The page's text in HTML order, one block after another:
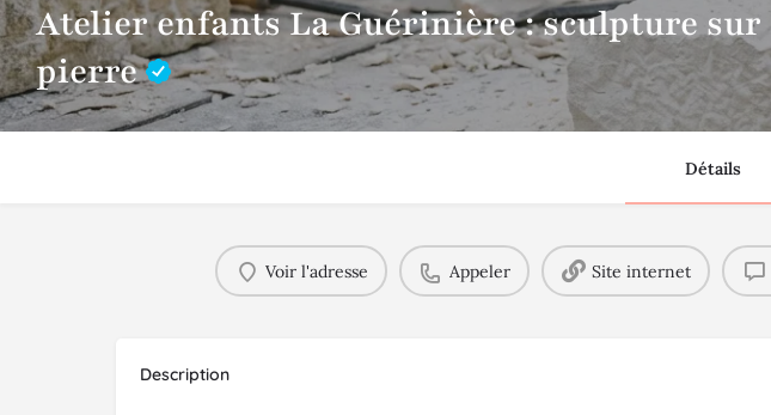
Atelier enfants La Guérinière : sculpture sur
pierre
Détails
Voir l'adresse Appeler Site internet
Description